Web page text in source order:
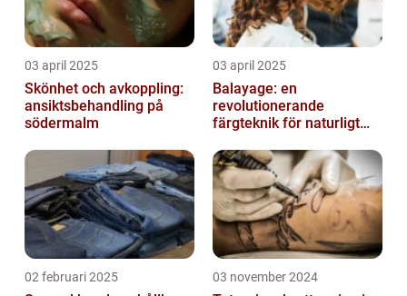
03 april 2025
Skönhet och avkoppling:
ansiktsbehandling på
södermalm
03 april 2025
Balayage: en
revolutionerande
färgteknik för naturligt
02 februari 2025 03 november 2024